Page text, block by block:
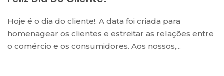
Hoje é o dia do cliente!. A data foi criada para
homenagear os clientes e estreitar as relações entre
o comércio e os consumidores. Aos nossos,...